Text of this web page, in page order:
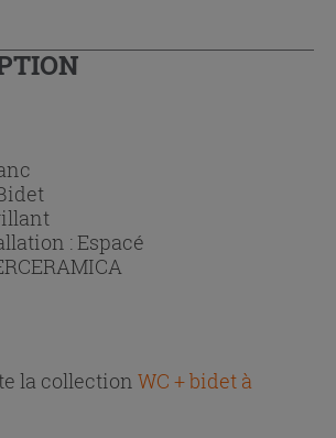
:Espacé
la collection WC + bidet à